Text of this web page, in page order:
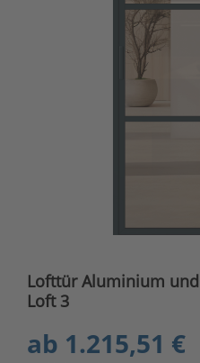
Lofttür Aluminium und
Loft 3
ab 1.215,51 €